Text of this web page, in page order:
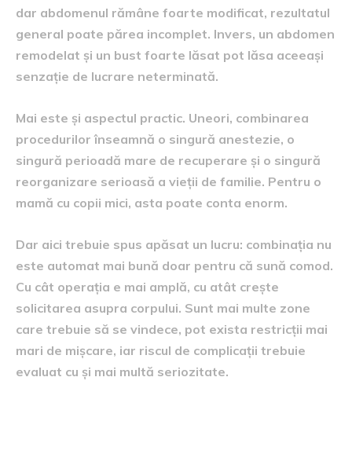
dar abdomenul rămâne foarte modificat, rezultatul
general poate părea incomplet. Invers, un abdomen
remodelat și un bust foarte lăsat pot lăsa aceeași
senzație de lucrare neterminată.
Mai este și aspectul practic. Uneori, combinarea
procedurilor înseamnă o singură anestezie, o
singură perioadă mare de recuperare și o singură
reorganizare serioasă a vieții de familie. Pentru o
mamă cu copii mici, asta poate conta enorm.
Dar aici trebuie spus apăsat un lucru: combinația nu
este automat mai bună doar pentru că sună comod.
Cu cât operația e mai amplă, cu atât crește
solicitarea asupra corpului. Sunt mai multe zone
care trebuie să se vindece, pot exista restricții mai
mari de mișcare, iar riscul de complicații trebuie
evaluat cu și mai multă seriozitate.